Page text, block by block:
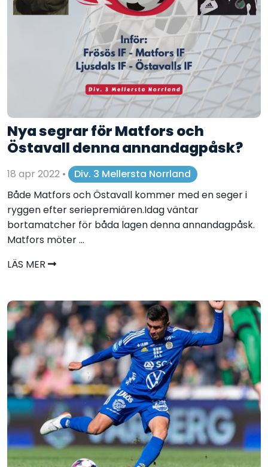
Nya segrar för Matfors och
Östavall denna annandagpåsk?
18 apr 2022 •
Div. 3 Mellersta Norrland
Både Matfors och Östavall kommer med en seger i
ryggen efter seriepremiären.Idag väntar
bortamatcher för båda lagen denna annandagpåsk.
Matfors möter ...
LÄS MER